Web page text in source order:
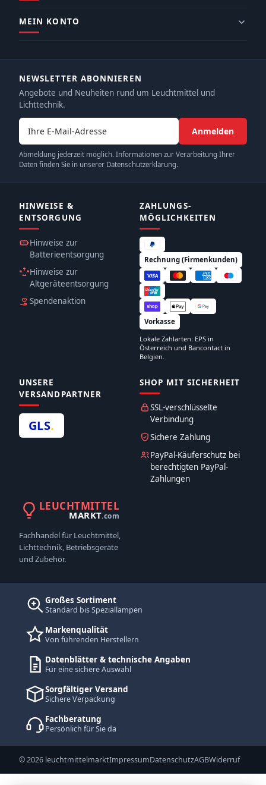
MEIN KONTO
NEWSLETTER ABONNIEREN
Angebote und Neuheiten rund um Leuchtmittel und
Lichttechnik.
E-Mail-Adresse
Anmelden
Abmeldung jederzeit möglich. Informationen zur Verarbeitung Ihrer
Daten finden Sie in unserer Datenschutzerklärung.
HINWEISE &
ENTSORGUNG
Hinweise zur
Batterieentsorgung
Hinweise zur
Altgeräteentsorgung
Spendenaktion
ZAHLUNGS­
MÖGLICHKEITEN
Rechnung (Firmenkunden)
Vorkasse
Lokale Zahlarten: EPS in
Österreich und Bancontact in
Belgien.
UNSERE
VERSANDPARTNER
GLS.
SHOP MIT SICHERHEIT
SSL-verschlüsselte
Verbindung
Sichere Zahlung
PayPal-Käuferschutz bei
berechtigten PayPal-
Zahlungen
LEUCHTMITTEL
MARKT.com
Fachhandel für Leuchtmittel,
Lichttechnik, Betriebsgeräte
und Zubehör.
Großes Sortiment
Standard bis Speziallampen
Markenqualität
Von führenden Herstellern
Datenblätter & technische Angaben
Für eine sichere Auswahl
Sorgfältiger Versand
Sichere Verpackung
Fachberatung
Persönlich für Sie da
© 2026 leuchtmittelmarktImpressumDatenschutzAGBWiderruf